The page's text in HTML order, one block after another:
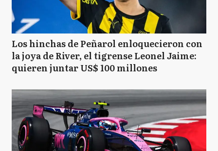
Los hinchas de Peñarol enloquecieron con
la joya de River, el tigrense Leonel Jaime:
quieren juntar US$ 100 millones